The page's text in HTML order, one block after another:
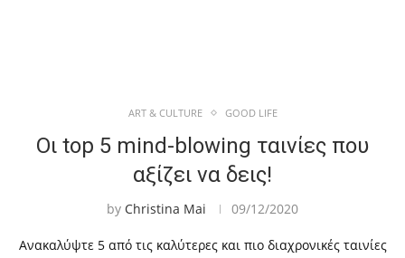
ART & CULTURE GOOD LIFE
Οι top 5 mind-blowing ταινίες που
αξίζει να δεις!
by Christina Mai 09/12/2020
Ανακαλύψτε 5 από τις καλύτερες και πιο διαχρονικές ταινίες